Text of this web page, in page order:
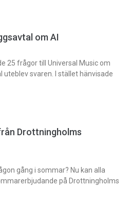
om AI
25 frågor till Universal Music om
uteblev svaren. I stället hänvisade
Drottningholms
gång i sommar? Nu kan alla
på Drottningholms